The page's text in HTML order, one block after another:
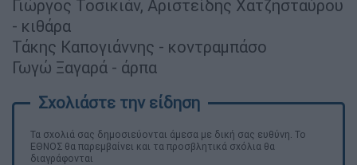
Γιώργος Τοσικιάν, Αριστείδης Χατζησταύρου
- κιθάρα
Τάκης Καπογιάννης - κοντραμπάσο
Γωγώ Ξαγαρά - άρπα
Τα σχολιά σας δημοσιεύονται άμεσα με δική σας ευθύνη. Το
ΕΘΝΟΣ θα παρεμβαίνει και τα προσβλητικά σχόλια θα
διαγράφονται